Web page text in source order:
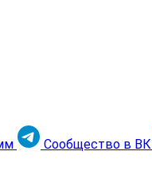
Сообщество в ВК